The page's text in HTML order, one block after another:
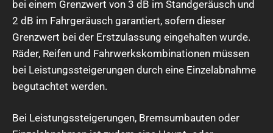
bei einem Grenzwert von 3 dB im Standgeräusch und
2 dB im Fahrgeräusch garantiert, sofern dieser
Grenzwert bei der Erstzulassung eingehalten wurde.
Räder, Reifen und Fahrwerkskombinationen müssen
bei Leistungssteigerungen durch eine Einzelabnahme
begutachtet werden.
Bei Leistungssteigerungen, Bremsumbauten oder